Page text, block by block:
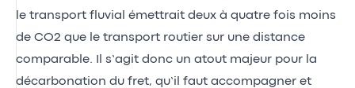
le transport fluvial émettrait deux à quatre fois moins
de CO2 que le transport routier sur une distance
comparable. Il s’agit donc un atout majeur pour la
décarbonation du fret, qu’il faut accompagner et